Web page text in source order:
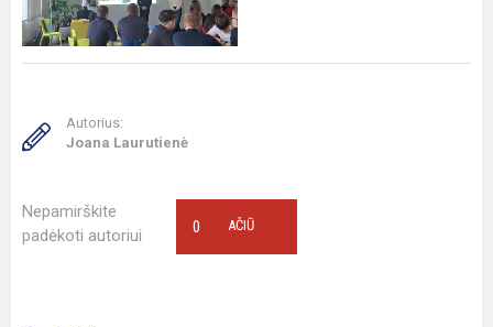
Autorius:
Joana Laurutienė
Nepamirškite
padėkoti autoriui
AČIŪ
0